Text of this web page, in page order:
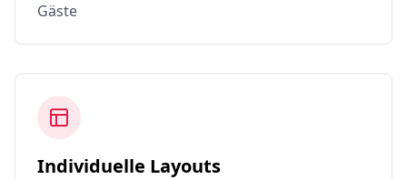
Gäste
Individuelle Layouts